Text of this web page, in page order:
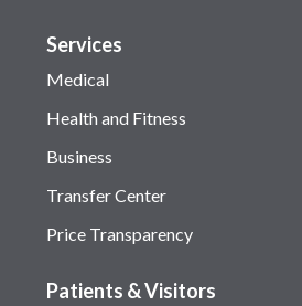
Services
Medical
Health and Fitness
Business
Transfer Center
Price Transparency
Patients & Visitors